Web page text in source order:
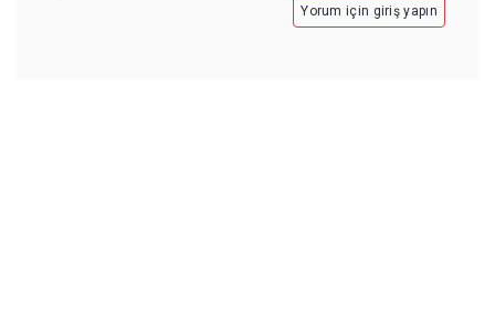
Yorum için giriş yapın